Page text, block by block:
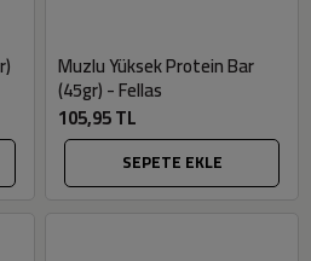
Muzlu Yüksek Protein Bar
(45gr) - Fellas
105,95 TL
SEPETE EKLE